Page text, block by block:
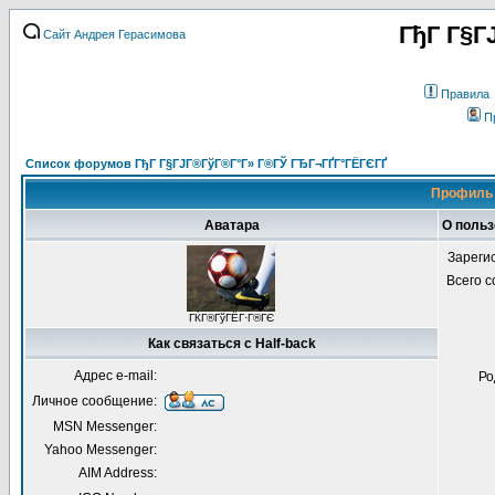
Сайт Андрея Герасимова ГђГ
Правила
Список форумов ГђГ Г§ГЈГ®ГўГ®Г°Г» Г®ГЎ ГЂГ¬ГҐГ°ГЁГЄГҐ
Профиль
Аватара О
ГЌГ®ГўГЁГ·Г®ГЄ
Всего
Как связаться с Half-back
Адрес e-mail:
Личное сообщение:
MSN Messenger:
Yahoo Messenger:
AIM Address: